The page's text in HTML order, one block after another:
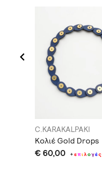
C.KARAKALPAKI
Κολιέ Gold Drops
€ 60,00 +επιλογές